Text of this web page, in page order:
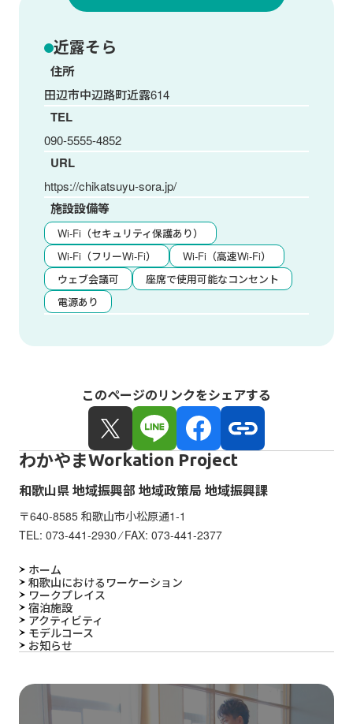
近露そら
住所
田辺市中辺路町近露614
TEL
090-5555-4852
URL
https://chikatsuyu-sora.jp/
施設設備等
Wi-Fi（セキュリティ保護あり）
Wi-Fi（フリーWi-Fi）
Wi-Fi（高速Wi-Fi）
ウェブ会議可
座席で使用可能なコンセント
電源あり
このページのリンクをシェアする
わかやまWorkation Project
和歌山県 地域振興部 地域政策局 地域振興課
〒640-8585 和歌山市小松原通1-1
TEL: 073-441-2930⁄ FAX: 073-441-2377
ホーム
和歌山におけるワーケーション
ワークプレイス
宿泊施設
アクティビティ
モデルコース
お知らせ